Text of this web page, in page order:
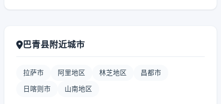
巴青县附近城市
拉萨市 阿里地区 林芝地区 昌都市
日喀则市 山南地区